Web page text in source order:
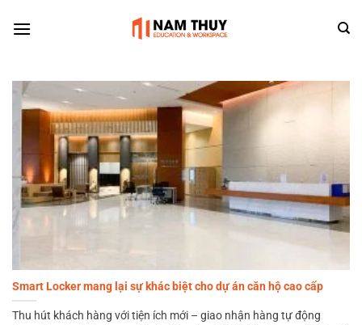
Smart Locker mang lại sự khác biệt cho dự án căn hộ cao cấp
Thu hút khách hàng với tiện ích mới – giao nhận hàng tự động